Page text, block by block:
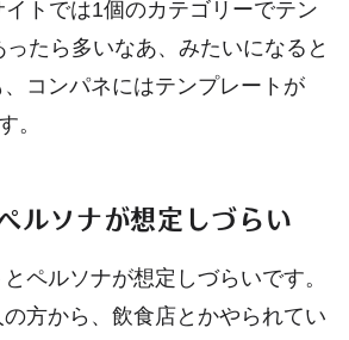
トでは1個のカテゴリーでテン
たら多いなあ、みたいになると
コンパネにはテンプレートが
。
ルソナが想定しづらい
ペルソナが想定しづらいです。
方から、飲食店とかやられてい